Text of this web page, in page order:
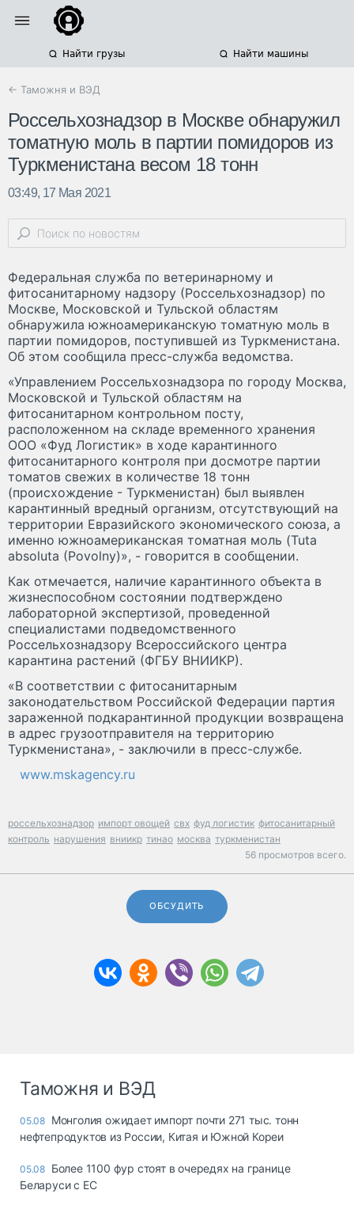
Найти грузы Найти машины
← Таможня и ВЭД
Россельхознадзор в Москве обнаружил
томатную моль в партии помидоров из
Туркменистана весом 18 тонн
03:49, 17 Мая 2021
Федеральная служба по ветеринарному и
фитосанитарному надзору (Россельхознадзор) по
Москве, Московской и Тульской областям
обнаружила южноамериканскую томатную моль в
партии помидоров, поступившей из Туркменистана.
Об этом сообщила пресс-служба ведомства.
«Управлением Россельхознадзора по городу Москва,
Московской и Тульской областям на
фитосанитарном контрольном посту,
расположенном на складе временного хранения
ООО «Фуд Логистик» в ходе карантинного
фитосанитарного контроля при досмотре партии
томатов свежих в количестве 18 тонн
(происхождение - Туркменистан) был выявлен
карантинный вредный организм, отсутствующий на
территории Евразийского экономического союза, а
именно южноамериканская томатная моль (Tuta
absoluta (Povolny)», - говорится в сообщении.
Как отмечается, наличие карантинного объекта в
жизнеспособном состоянии подтверждено
лабораторной экспертизой, проведенной
специалистами подведомственного
Россельхознадзору Всероссийского центра
карантина растений (ФГБУ ВНИИКР).
«В соответствии с фитосанитарным
законодательством Российской Федерации партия
зараженной подкарантинной продукции возвращена
в адрес грузоотправителя на территорию
Туркменистана», - заключили в пресс-службе.
www.mskagency.ru
россельхознадзор импорт овощей свх фуд логистик фитосанитарный
контроль нарушения вниикр тинао москва туркменистан
56 просмотров всего.
ОБСУДИТЬ
Таможня и ВЭД
05.08 Монголия ожидает импорт почти 271 тыс. тонн
нефтепродуктов из России, Китая и Южной Кореи
05.08 Более 1100 фур стоят в очередях на границе
Беларуси с ЕС